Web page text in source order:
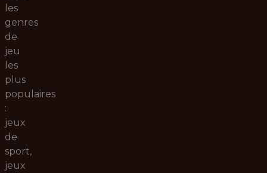
les
genres
de
jeu
les
plus
populaires
:
jeux
de
sport,
jeux